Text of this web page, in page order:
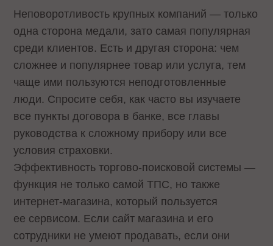
Неповоротливость крупных компаний — только
одна сторона медали, зато самая популярная
среди клиентов. Есть и другая сторона: чем
сложнее и популярнее товар или услуга, тем
чаще ими пользуются неподготовленные
люди. Спросите себя, как часто вы изучаете
все пункты договора в банке, все главы
руководства к сложному прибору или все
условия страховки.
Эффективность торгово-поисковой системы —
функция не только самой ТПС, но также
интернет-магазина, который пользуется
ее сервисом. Если сайт магазина и его
сотрудники не умеют продавать, если они